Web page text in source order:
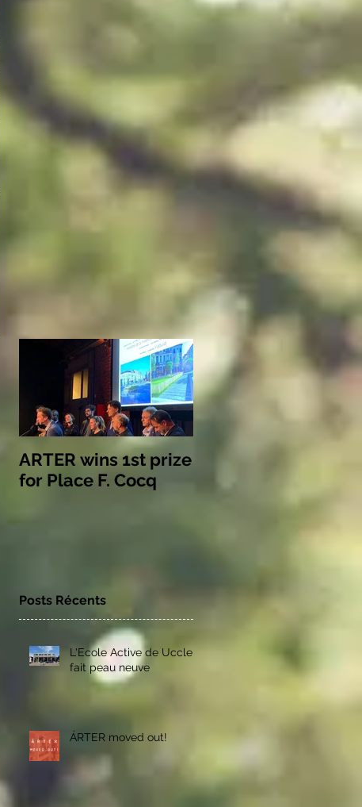
ARTER wins 1st prize
for Place F. Cocq
Posts Récents
L'Ecole Active de Uccle
fait peau neuve
ÁRTER moved out!